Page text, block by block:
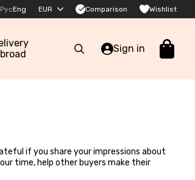
РусEng EUR Comparison Wishlist
Sign in
if you share your impressions about
time, help other buyers make their